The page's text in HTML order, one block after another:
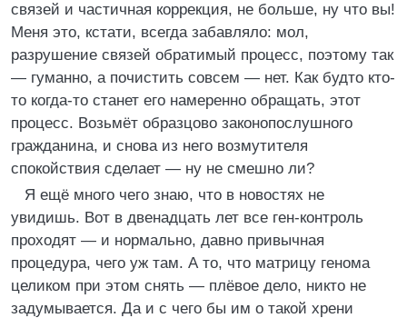
связей и частичная коррекция, не больше, ну что вы!
Меня это, кстати, всегда забавляло: мол,
разрушение связей обратимый процесс, поэтому так
— гуманно, а почистить совсем — нет. Как будто кто-
то когда-то станет его намеренно обращать, этот
процесс. Возьмёт образцово законопослушного
гражданина, и снова из него возмутителя
спокойствия сделает — ну не смешно ли?
Я ещё много чего знаю, что в новостях не
увидишь. Вот в двенадцать лет все ген-контроль
проходят — и нормально, давно привычная
процедура, чего уж там. А то, что матрицу генома
целиком при этом снять — плёвое дело, никто не
задумывается. Да и с чего бы им о такой хрени